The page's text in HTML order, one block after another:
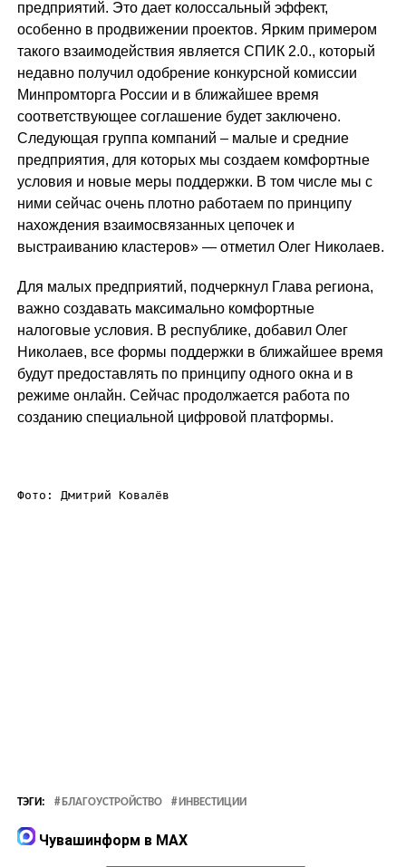
предприятий. Это дает колоссальный эффект,
особенно в продвижении проектов. Ярким примером
такого взаимодействия является СПИК 2.0., который
недавно получил одобрение конкурсной комиссии
Минпромторга России и в ближайшее время
соответствующее соглашение будет заключено.
Следующая группа компаний – малые и средние
предприятия, для которых мы создаем комфортные
условия и новые меры поддержки. В том числе мы с
ними сейчас очень плотно работаем по принципу
нахождения взаимосвязанных цепочек и
выстраиванию кластеров» — отметил Олег Николаев.
Для малых предприятий, подчеркнул Глава региона,
важно создавать максимально комфортные
налоговые условия. В республике, добавил Олег
Николаев, все формы поддержки в ближайшее время
будут предоставлять по принципу одного окна и в
режиме онлайн. Сейчас продолжается работа по
созданию специальной цифровой платформы.
Фото: Дмитрий Ковалёв
ТЭГИ: БЛАГОУСТРОЙСТВО ИНВЕСТИЦИИ
Чувашинформ в MAX